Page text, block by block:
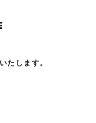
たします。